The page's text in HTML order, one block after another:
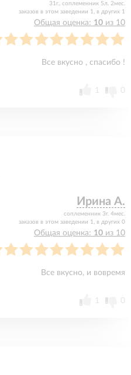
31г., соплеменник 5л. 2мес.
заказов в этом заведении 1, в других 1
Общая оценка: 10 из 10
Все вкусно , спасибо !
1 0
Ирина А.
соплеменник 3г. 4мес.
заказов в этом заведении 1, в других 0
Общая оценка: 10 из 10
Все вкусно, и вовремя
1 0